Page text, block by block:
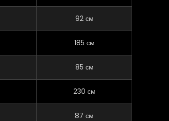
92 см
185 см
85 см
230 см
87 см